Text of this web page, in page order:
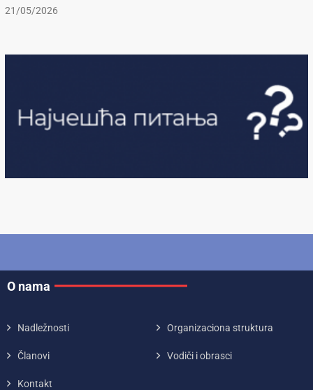
21/05/2026
O nama
Nadležnosti Organizaciona struktura
Članovi Vodiči i obrasci
Kontakt